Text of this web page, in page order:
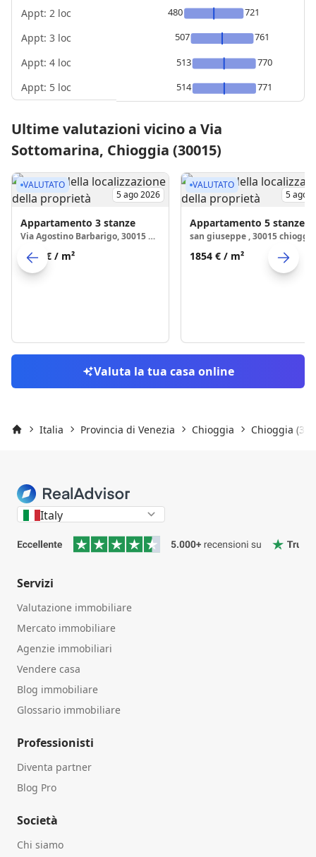
Appt: 2 loc
Appt: 3 loc
Appt: 4 loc
Appt: 5 loc
480
721
507
761
513
770
514
771
Ultime valutazioni vicino a Via
Sottomarina, Chioggia (30015)
VALUTATO
5 ago 2026
Appartamento 3 stanze
Via Agostino Barbarigo, 30015 Chioggia
1911 € / m²
VALUTATO
5 ago
Appartamento 5 stanze
san giuseppe , 30015 chioggia
1854 € / m²
Valuta la tua casa online
Italia Provincia di Venezia Chioggia Chioggia
Italy
Servizi
Valutazione immobiliare
Mercato immobiliare
Agenzie immobiliari
Vendere casa
Blog immobiliare
Glossario immobiliare
Professionisti
Diventa partner
Blog Pro
Società
Chi siamo